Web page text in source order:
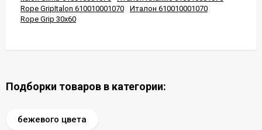
Rope GripItalon 610010001070
Италон 610010001070
Rope Grip 30x60
Подборки товаров в категории:
бежевого цвета